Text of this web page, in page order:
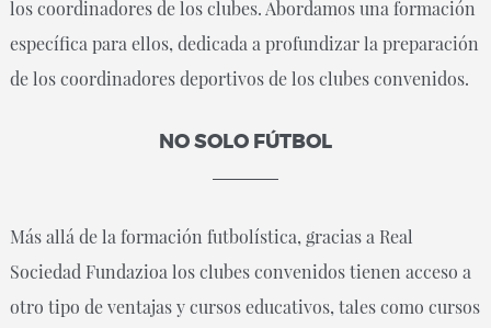
los coordinadores de los clubes. Abordamos una formación
específica para ellos, dedicada a profundizar la preparación
de los coordinadores deportivos de los clubes convenidos.
NO SOLO FÚTBOL
Más allá de la formación futbolística, gracias a Real
Sociedad Fundazioa los clubes convenidos tienen acceso a
otro tipo de ventajas y cursos educativos, tales como cursos